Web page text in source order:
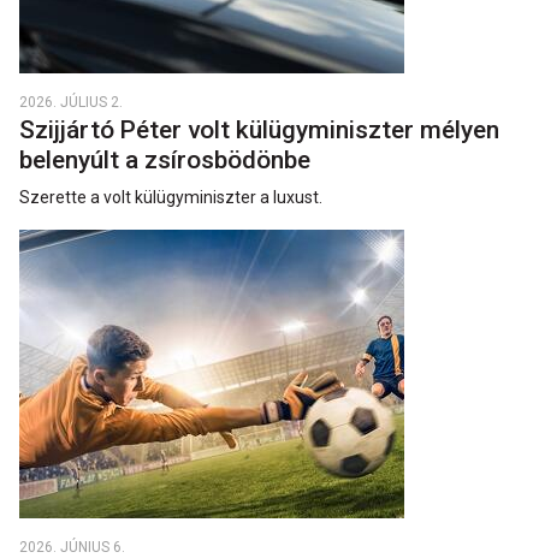
2026. JÚLIUS 2.
Szijjártó Péter volt külügyminiszter mélyen
belenyúlt a zsírosbödönbe
Szerette a volt külügyminiszter a luxust.
2026. JÚNIUS 6.